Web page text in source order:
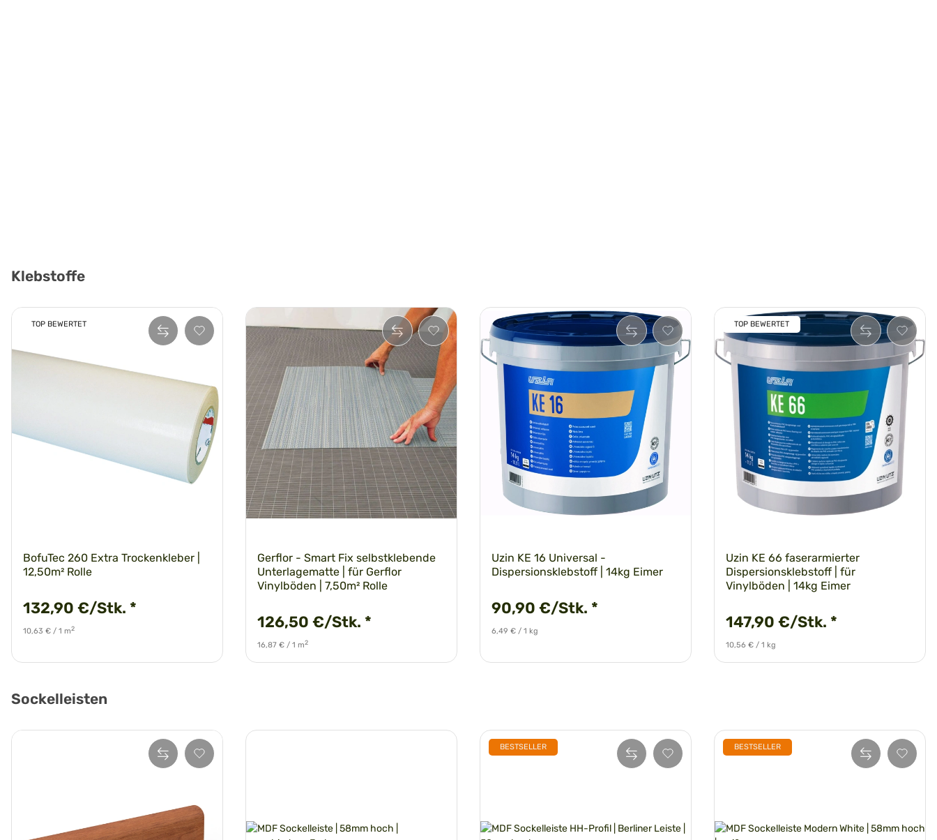
Klebstoffe
TOP BEWERTET
BofuTec 260 Extra Trockenkleber |
12,50m² Rolle
132,90 €/Stk. *
10,63 € / 1 m2
Gerflor - Smart Fix selbstklebende
Unterlagematte | für Gerflor
Vinylböden | 7,50m² Rolle
126,50 €/Stk. *
16,87 € / 1 m2
Uzin KE 16 Universal -
Dispersionsklebstoff | 14kg Eimer
90,90 €/Stk. *
6,49 € / 1 kg
TOP BEWERTET
Uzin KE 66 faserarmierter
Dispersionsklebstoff | für
Vinylböden | 14kg Eimer
147,90 €/Stk. *
10,56 € / 1 kg
Sockelleisten
BESTSELLER BESTSELLER